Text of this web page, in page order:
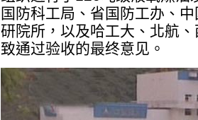
国防科工局、省国防工办、
研院所，以及哈工大、北航
致通过验收的最终意见。